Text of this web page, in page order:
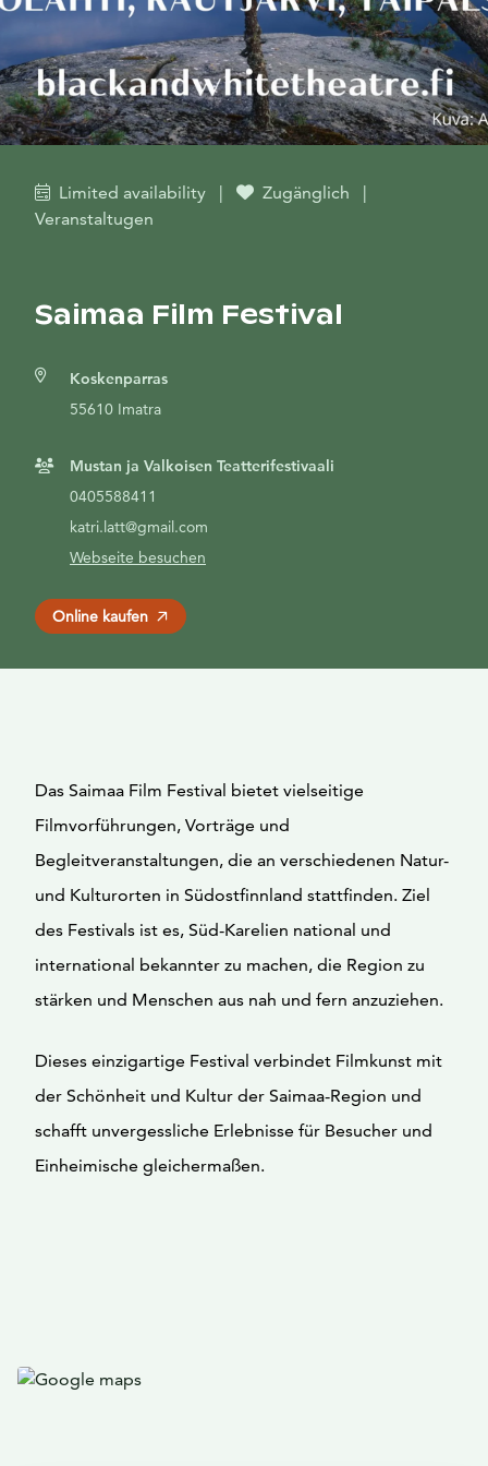
Limited availability | Zugänglich
|
Veranstaltugen
Saimaa Film Festival
Koskenparras
55610 Imatra
Mustan ja Valkoisen Teatterifestivaali
0405588411
katri.latt@gmail.com
Webseite besuchen
Online kaufen
Das Saimaa Film Festival bietet vielseitige
Filmvorführungen, Vorträge und
Begleitveranstaltungen, die an verschiedenen Natur-
und Kulturorten in Südostfinnland stattfinden. Ziel
des Festivals ist es, Süd-Karelien national und
international bekannter zu machen, die Region zu
stärken und Menschen aus nah und fern anzuziehen.
Dieses einzigartige Festival verbindet Filmkunst mit
der Schönheit und Kultur der Saimaa-Region und
schafft unvergessliche Erlebnisse für Besucher und
Einheimische gleichermaßen.